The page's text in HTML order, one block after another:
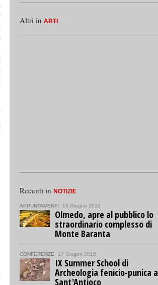
Altri in ARTI
Recenti in NOTIZIE
APPUNTAMENTI 18 Giugno 2015
Olmedo, apre al pubblico lo
straordinario complesso di
Monte Baranta
CONFERENZE 17 Giugno 2015
IX Summer School di
Archeologia fenicio-punica a
Sant'Antioco